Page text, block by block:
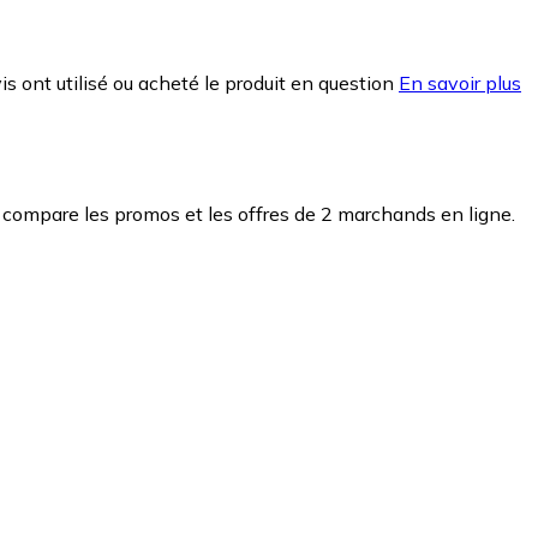
ont utilisé ou acheté le produit en question En savoir plus
les promos et les offres de 2 marchands en ligne.